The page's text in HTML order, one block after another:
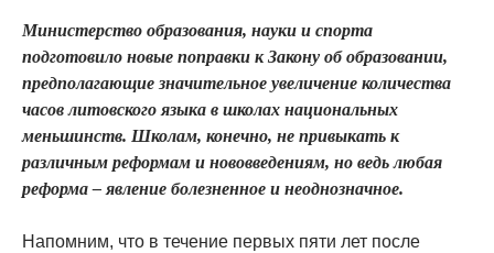
Министерство образования, науки и спорта
подготовило новые поправки к Закону об образовании,
предполагающие значительное увеличение количества
часов литовского языка в школах национальных
меньшинств. Школам, конечно, не привыкать к
различным реформам и нововведениям, но ведь любая
реформа – явление болезненное и неоднозначное.
Напомним, что в течение первых пяти лет после